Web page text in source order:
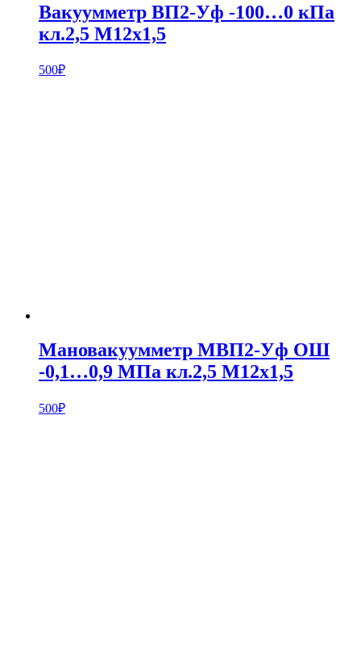
Вакуумметр ВП2-Уф -100…0 кПа
кл.2,5 М12х1,5
500₽
Мановакуумметр МВП2-Уф ОШ
-0,1…0,9 МПа кл.2,5 М12х1,5
500₽